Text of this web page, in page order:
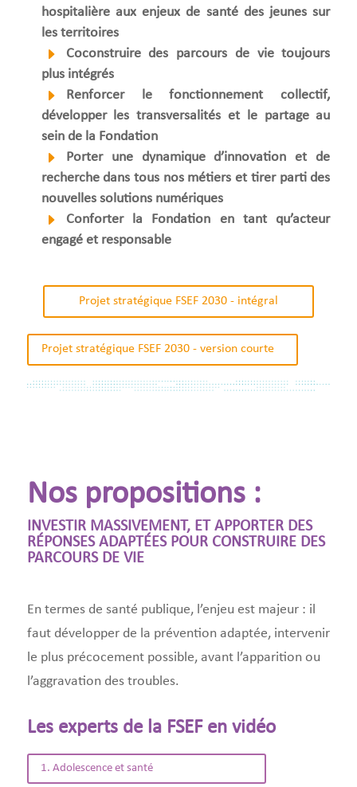
hospitalière aux enjeux de santé des jeunes sur
les territoires
Coconstruire des parcours de vie toujours
plus intégrés
Renforcer le fonctionnement collectif,
développer les transversalités et le partage au
sein de la Fondation
Porter une dynamique d’innovation et de
recherche dans tous nos métiers et tirer parti des
nouvelles solutions numériques
Conforter la Fondation en tant qu’acteur
engagé et responsable
Projet stratégique FSEF 2030 - intégral
Projet stratégique FSEF 2030 - version courte
Nos propositions :
INVESTIR MASSIVEMENT, ET APPORTER DES
RÉPONSES ADAPTÉES POUR CONSTRUIRE DES
PARCOURS DE VIE
En termes de santé publique, l’enjeu est majeur : il
faut développer de la prévention adaptée, intervenir
le plus précocement possible, avant l’apparition ou
l’aggravation des troubles.
Les experts de la FSEF en vidéo
1. Adolescence et santé